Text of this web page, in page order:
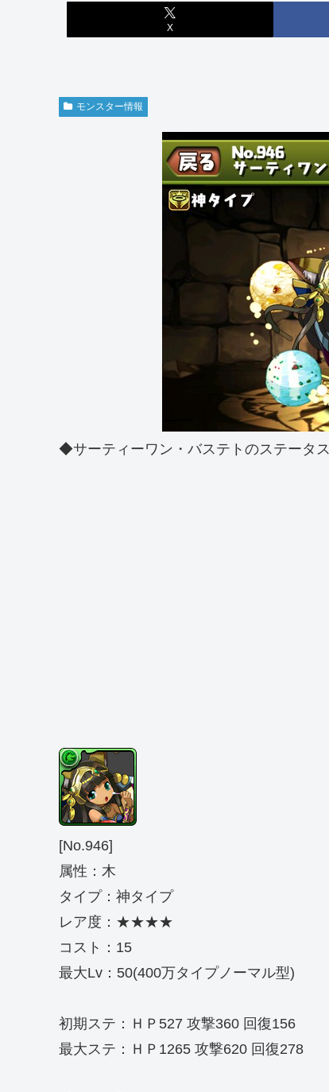
X
モンスター情報
◆サーティーワン・バステトのステータス
[No.946]
属性：木
タイプ：神タイプ
レア度：★★★★
コスト：15
最大Lv：50(400万タイプノーマル型)
初期ステ：ＨＰ527 攻撃360 回復156
最大ステ：ＨＰ1265 攻撃620 回復278